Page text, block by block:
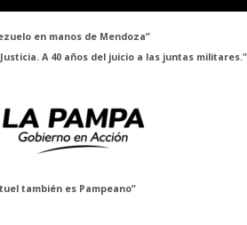
en manos de Mendoza”
A 40 años del juicio a las juntas militares."
también es Pampeano”